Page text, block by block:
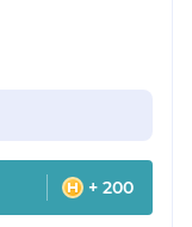
+ 200